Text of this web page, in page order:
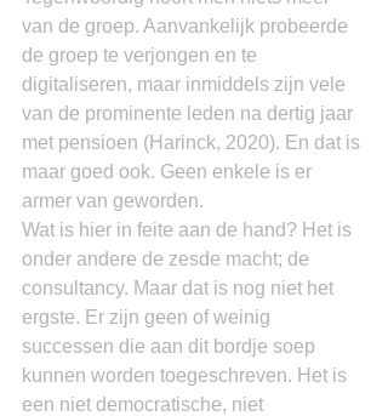
van de groep. Aanvankelijk probeerde
de groep te verjongen en te
digitaliseren, maar inmiddels zijn vele
van de prominente leden na dertig jaar
met pensioen (Harinck, 2020). En dat is
maar goed ook. Geen enkele is er
armer van geworden.
Wat is hier in feite aan de hand? Het is
onder andere de zesde macht; de
consultancy. Maar dat is nog niet het
ergste. Er zijn geen of weinig
successen die aan dit bordje soep
kunnen worden toegeschreven. Het is
een niet democratische, niet